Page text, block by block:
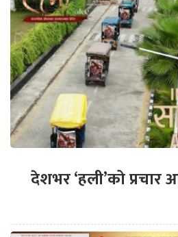
देशभर ‘हली’को प्रचार